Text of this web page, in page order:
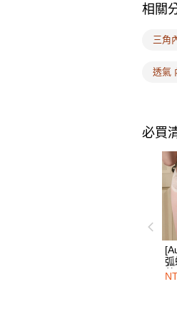
相關
三角
透氣
必買
弧